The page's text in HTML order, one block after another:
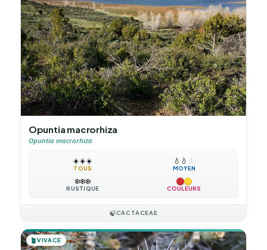
Opuntia macrorhiza
Opuntia macrorhiza
☀️☀️☀️
TOUS
💧 💧 💧
MOYEN
❄️❄️❄️
RUSTIQUE COULEURS
🍃CACTACEAE
🪴VIVACE